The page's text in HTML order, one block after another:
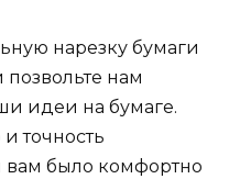
нарезку бумаги
нам
идеи на бумаге.
точность
вам было комфортно